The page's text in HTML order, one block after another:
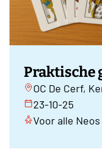
Praktische
OC De Cerf,
23-10-25
Voor alle